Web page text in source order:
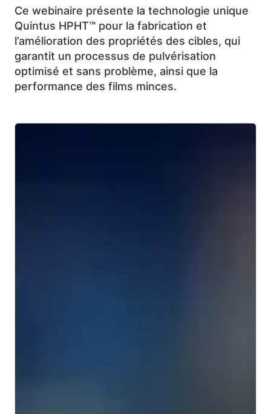
Ce webinaire présente la technologie unique
Quintus HPHT™ pour la fabrication et
l’amélioration des propriétés des cibles, qui
garantit un processus de pulvérisation
optimisé et sans problème, ainsi que la
performance des films minces.